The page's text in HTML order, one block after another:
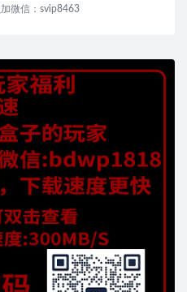
微信：svip8463